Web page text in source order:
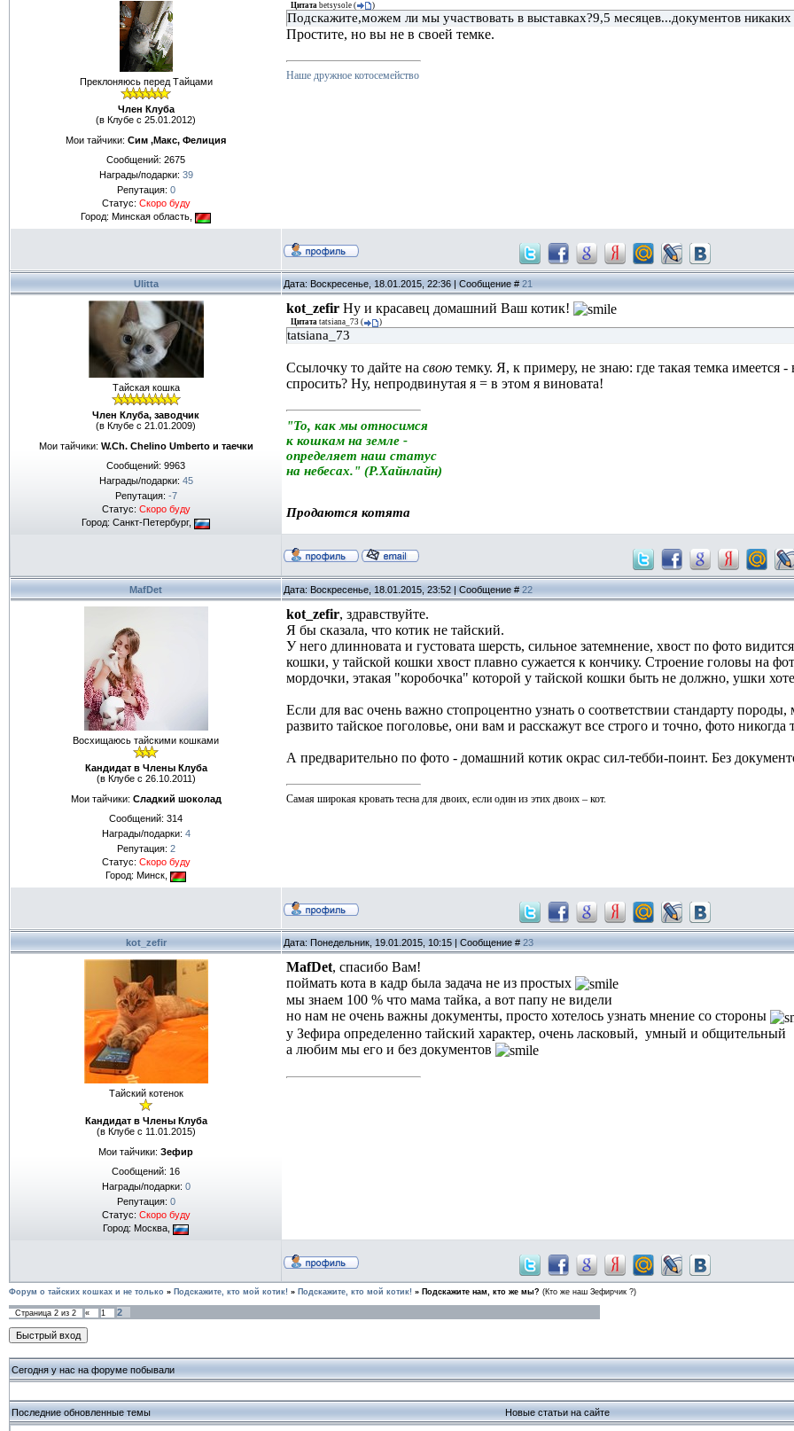
Преклоняюсь перед Тайцами
Член Клуба
(в Клубе с 25.01.2012)
Мои тайчики: Сим ,Макс, Фелиция
Сообщений: 2675
Награды/подарки: 39
Репутация: 0
Статус: Скоро буду
Город: Минская область,
Цитата betsysole ( )
Подскажите,можем ли мы участвовать в выставках?9,5 месяцев...документов никаких
Простите, но вы не в своей темке.
Наше дружное котосемейство
Ulitta Дата: Воскресенье, 18.01.2015, 22:36 | Сообщение # 21
Тайская кошка
Член Клуба, заводчик
(в Клубе с 21.01.2009)
Мои тайчики: W.Ch. Chelino Umberto и таечки
Сообщений: 9963
Награды/подарки: 45
Репутация: -7
Статус: Скоро буду
Город: Санкт-Петербург,
kot_zefir Ну и красавец домашний Ваш котик!
Цитата tatsiana_73 ( )
tatsiana_73
Ссылочку то дайте на свою темку. Я, к примеру, не знаю: где такая темка
спросить? Ну, непродвинутая я = в этом я виновата!
"То, как мы относимся
к кошкам на земле -
определяет наш статус
на небесах." (Р.Хайнлайн)
Продаются котята
MafDet Дата: Воскресенье, 18.01.2015, 23:52 | Сообщение # 22
Восхищаюсь тайскими кошками
Кандидат в Члены Клуба
(в Клубе с 26.10.2011)
Мои тайчики: Сладкий шоколад
Сообщений: 314
Награды/подарки: 4
Репутация: 2
Статус: Скоро буду
Город: Минск,
kot_zefir, здравствуйте.
Я бы сказала, что котик не тайский.
У него длинновата и густовата шерсть, сильное затемнение, хвост по фото
кошки, у тайской кошки хвост плавно сужается к кончику. Строение головы на
мордочки, этакая "коробочка" которой у тайской кошки быть не должно, ушки
Если для вас очень важно стопроцентно узнать о соответствии стандарту
развито тайское поголовье, они вам и расскажут все строго и точно, фото
А предварительно по фото - домашний котик окрас сил-тебби-поинт. Без
Самая широкая кровать тесна для двоих, если один из этих двоих – кот.
kot_zefir Дата: Понедельник, 19.01.2015, 10:15 | Сообщение # 23
Тайский котенок
Кандидат в Члены Клуба
(в Клубе с 11.01.2015)
Мои тайчики: Зефир
Сообщений: 16
Награды/подарки: 0
Репутация: 0
Статус: Скоро буду
Город: Москва,
MafDet, спасибо Вам!
поймать кота в кадр была задача не из простых
мы знаем 100 % что мама тайка, а вот папу не видели
но нам не очень важны документы, просто хотелось узнать мнение со стороны
у Зефира определенно тайский характер, очень ласковый, умный и общительный
а любим мы его и без документов
Форум о тайских кошках и не только » Подскажите, кто мой котик! » Подскажите, кто мой котик! » Подскажите нам, кто же мы? (Кто же наш Зефирчик ?)
Страница 2 из 2 « 1
2
Сегодня у нас на форуме побывали
Последние обновленные темы Новые статьи на сайте